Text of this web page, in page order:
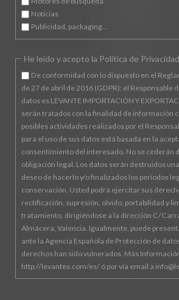
Noticias
Publicidad, packaging...
Campo
obligatorio
He leído y acepto la Política de Privacidad
De conformidad con lo dispuesto en el
de 27 de abril de 2016 (GDPR): el Responsable
datos es LEVANTE IMPORTACIÓN Y
serán tratados con la finalidad de información
posibles actividades realizados por el
para el uso de sus datos está basada en la
consentimiento del interesado. No se cederán
obligación legal. Los datos serán destruidos
deseo de hacerlo y/o finalizados los períodos
conservación. Usted podrá ejercitar sus
rectificación, supresión, olvido, portabilidad y
tratamiento, dirigiéndose a la dirección C/
Almácera, Valencia. Igualmente, puede
ante la Agencia Española de Protección de
derechos han sido vulnerados. Más
http://levantex.com/es/ ó por vía email a